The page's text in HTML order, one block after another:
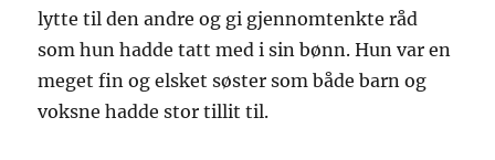
lytte til den andre og gi gjennomtenkte råd
som hun hadde tatt med i sin bønn. Hun var en
meget fin og elsket søster som både barn og
voksne hadde stor tillit til.